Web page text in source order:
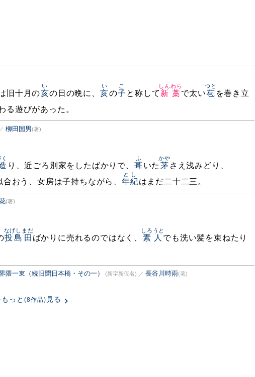
旧十月の亥
い
の日の晩に、 亥
い
の子
こ
と称して 新藁
しんわら
で太い苞
つと
を巻き立
る遊びがあった。
／ 柳田国男(著)
り、近ごろ別家をしたばかりで、 葺
ふ
いた 茅
かや
さえ浅みどり、
おう、女房は子持ちながら、 年紀
とし
はまだ二十二三。
(著)
投島田
なげしまだ
ばかりに売れるのではなく、 素人
しろうと
でも洗い髪を束ねたり
隈一束（続旧聞日本橋・その一） (新字新仮名) ／ 長谷川時雨(著)
っと (8作品) 見る